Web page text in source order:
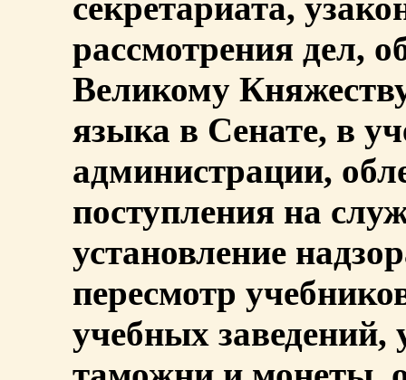
секретариата,
рассмотрения дел,
Великому
языка в Сенате, в
администрации,
поступления на
установление
пересмотр
учебных заведений,